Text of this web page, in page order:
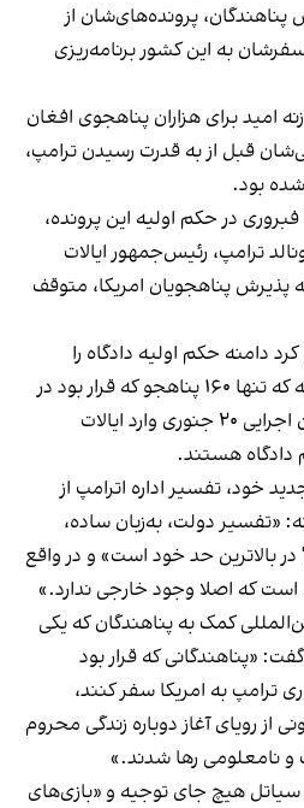
پناهندگان، پرونده‌های‌شان از
به این کشور برنامه‌ریزی
امید برای هزاران پناهجوی افغان
قبل از به قدرت رسیدن ترامپ،
شده بود.
قاضی جمال وایت‌هد در ۲۵ فبروری در حکم اولیه این پرونده،
ترامپ، رئیس‌جمهور ایالات
پذیرش پناهجویان امریکا، متوقف
دامنه حکم اولیه دادگاه را
محدود کند و استدلال کرد که که تنها ۱۶۰ پناهجو که قرار بود در
دو هفته پس از صدور فرمان اجرایی ۲۰ جنوری وارد ایالات
هستند.
خود، تفسیر اداره اترامپ از
«تفسیر دولت، به‌زبان ساده،
بالاترین حد خود است» و در واقع
که اصلا وجود خارجی ندارد.»
کمک به پناهندگان که یکی
«پناهندگانی که قرار بود
ترامپ به امریکا سفر کنند،
از رویای آغاز دوباره زندگی محروم
نامعلومی رها شدند.»
سیاتل هیچ جای توجیه و «بازی‌های